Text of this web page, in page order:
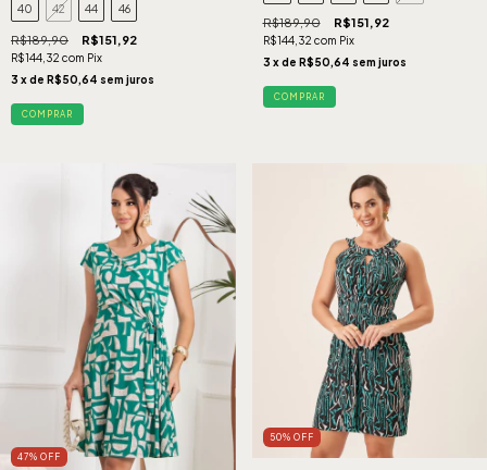
40 42 44 46
R$189,90 R$151,92
R$144,32 com Pix
3 x de R$50,64 sem juros
COMPRAR
R$189,90 R$151,92
R$144,32 com Pix
3 x de R$50,64 sem juros
COMPRAR
47% OFF
50% OFF